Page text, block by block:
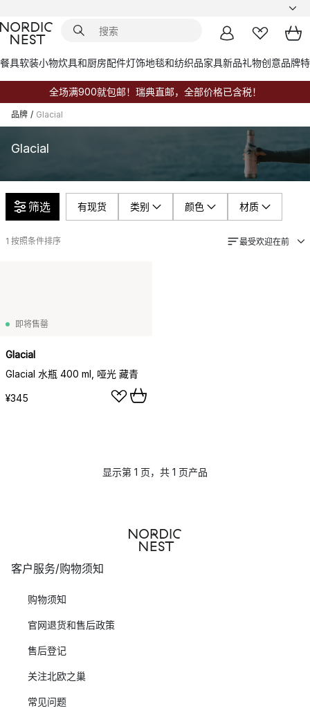
餐具软装小物炊具和厨房配件灯饰地毯和纺织品家具新品礼物创意品牌
全场满900就包邮！瑞典直邮，全部价格已含税！
品牌 / Glacial
Glacial
筛选 有现货 类别 颜色 材质
1 按照条件排序 最受欢迎在前
即将售罄
Glacial
Glacial 水瓶 400 ml, 哑光 藏青
¥345
显示第 1 页，共 1 页产品
客户服务/购物须知
购物须知
官网退货和售后政策
售后登记
关注北欧之巢
常见问题